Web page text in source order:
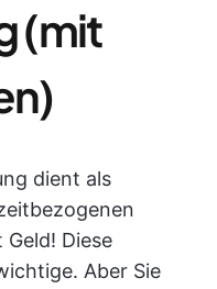
(mit
dient als
Diese
Aber Sie